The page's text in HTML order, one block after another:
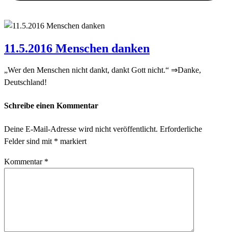
11.5.2016 Menschen danken
„Wer den Menschen nicht dankt, dankt Gott nicht.“ ⇒Danke,
Deutschland!
Schreibe einen Kommentar
Deine E-Mail-Adresse wird nicht veröffentlicht. Erforderliche
Felder sind mit * markiert
Kommentar *